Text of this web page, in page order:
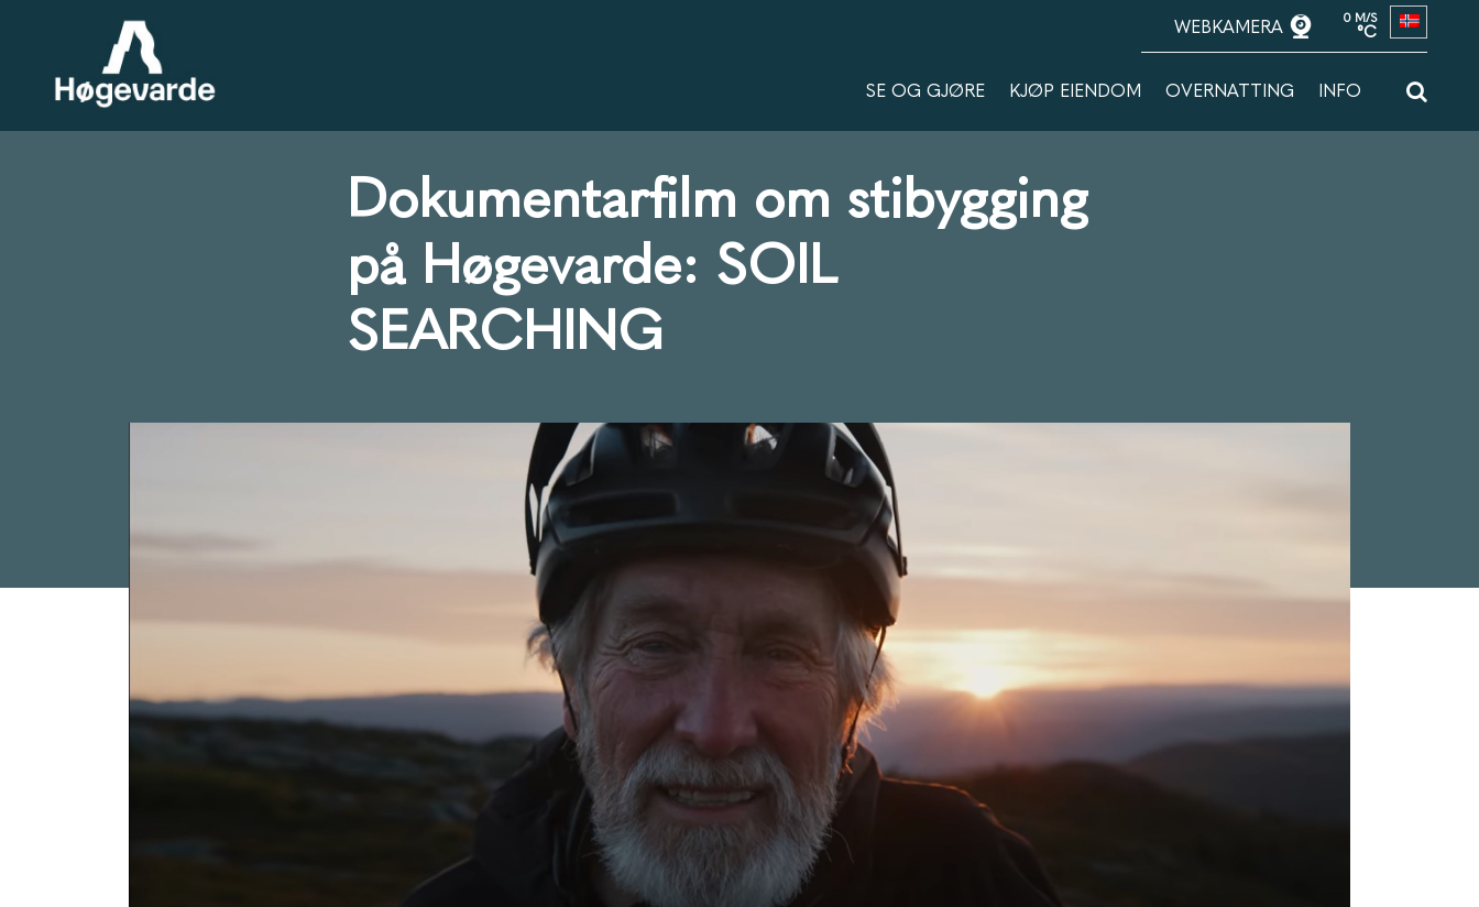
WEBKAMERA
0 M/S
°C
SE OG GJØRE KJØP EIENDOM OVERNATTING INFO
Dokumentarfilm om stibygging
på Høgevarde: SOIL
SEARCHING